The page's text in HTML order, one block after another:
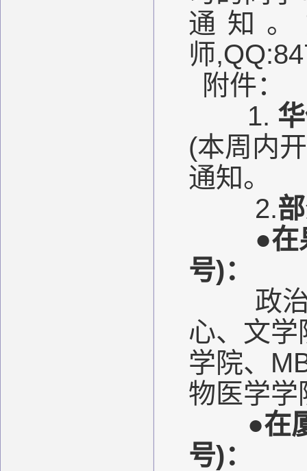
通知。
师
附件：
1.
(本周内
通知。
2.
●在
号)：
政
心、文
学院、
物医学学
●在
号)：